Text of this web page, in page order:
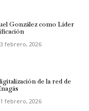
González como Líder
febrero, 2026
de la red de
febrero, 2026